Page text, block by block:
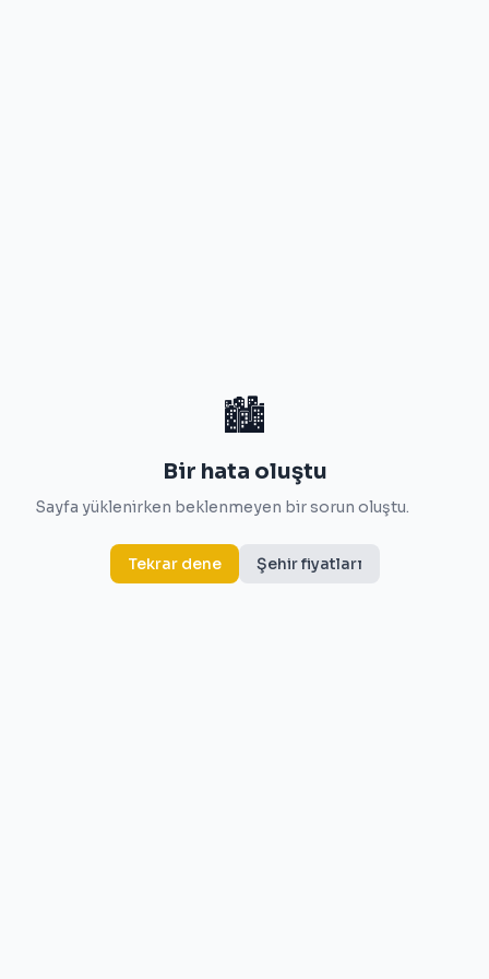
🏙️
Bir hata oluştu
Sayfa yüklenirken beklenmeyen bir sorun oluştu.
Tekrar dene Şehir fiyatları